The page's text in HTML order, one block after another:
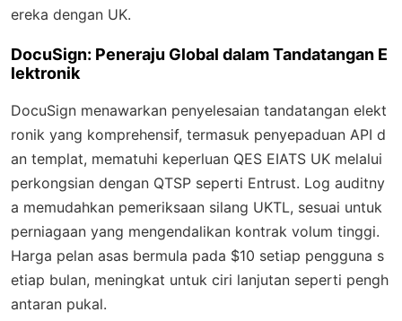
ereka dengan UK.
DocuSign: Peneraju Global dalam Tandatangan E
lektronik
DocuSign menawarkan penyelesaian tandatangan elekt
ronik yang komprehensif, termasuk penyepaduan API d
an templat, mematuhi keperluan QES EIATS UK melalui
perkongsian dengan QTSP seperti Entrust. Log auditny
a memudahkan pemeriksaan silang UKTL, sesuai untuk
perniagaan yang mengendalikan kontrak volum tinggi.
Harga pelan asas bermula pada $10 setiap pengguna s
etiap bulan, meningkat untuk ciri lanjutan seperti pengh
antaran pukal.